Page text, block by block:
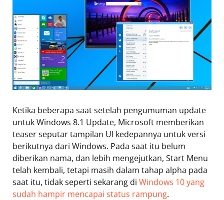
Ketika beberapa saat setelah pengumuman update
untuk Windows 8.1 Update, Microsoft memberikan
teaser seputar tampilan UI kedepannya untuk versi
berikutnya dari Windows. Pada saat itu belum
diberikan nama, dan lebih mengejutkan, Start Menu
telah kembali, tetapi masih dalam tahap alpha pada
saat itu, tidak seperti sekarang di Windows 10 yang
sudah hampir mencapai status rampung.